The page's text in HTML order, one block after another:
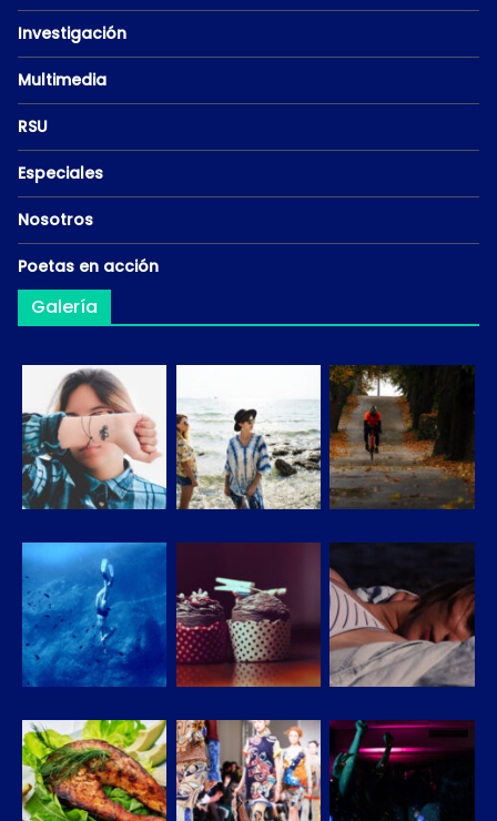
Investigación
Multimedia
RSU
Especiales
Nosotros
Poetas en acción
Galería